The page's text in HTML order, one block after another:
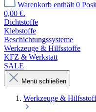
Warenkorb enthält 0
0,00 €.
Dichtstoffe
Klebstoffe
Beschichtungssysteme
Werkzeuge & Hilfsstoffe
KFZ & Werkstatt
SALE
Menü schließen
Werkzeuge &